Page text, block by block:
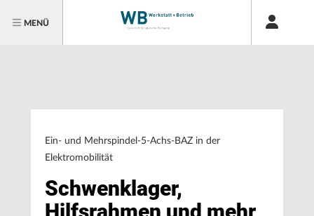
MENÜ
Ein- und Mehrspindel-5-Achs-BAZ in der
Elektromobilität
Schwenklager,